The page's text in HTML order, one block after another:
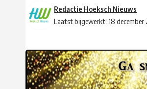
Laatst bijgewerkt: 18 december
Redactie Hoeksch Nieuws